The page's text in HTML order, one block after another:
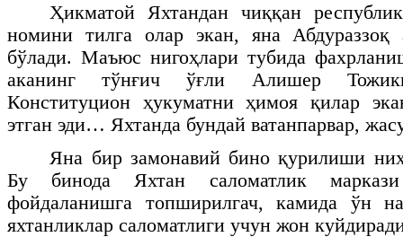
Ҳикматой Яхтандан чиққан
номини тилга олар экан, яна
бўлади. Маъюс нигоҳлари тубида
аканинг тўнғич ўғли Алишер
Конституцион ҳукуматни ҳимоя қилар
этган эди… Яхтанда бундай ватанпарвар,
Яна бир замонавий бино қурилиши
Бу бинода Яхтан саломатлик
фойдаланишга топширилгач, камида ўн
яхтанликлар саломатлиги учун жон